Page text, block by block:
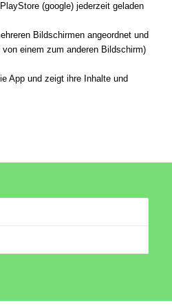
(google) jederzeit geladen
Bildschirmen angeordnet und
einem zum anderen Bildschirm)
App und zeigt ihre Inhalte und